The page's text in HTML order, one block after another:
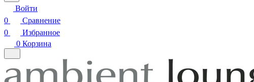
Войти
0
Сравнение
0
Избранное
0 Корзина